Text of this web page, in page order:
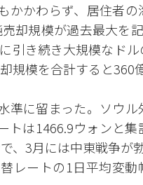
かわらず、居住者の
却規模が過去最大を
引き続き大規模なド
模を合計すると360
準に留まった。ソウ
は1466.9ウォンと
、3月には中東戦争が
レートの1日平均変